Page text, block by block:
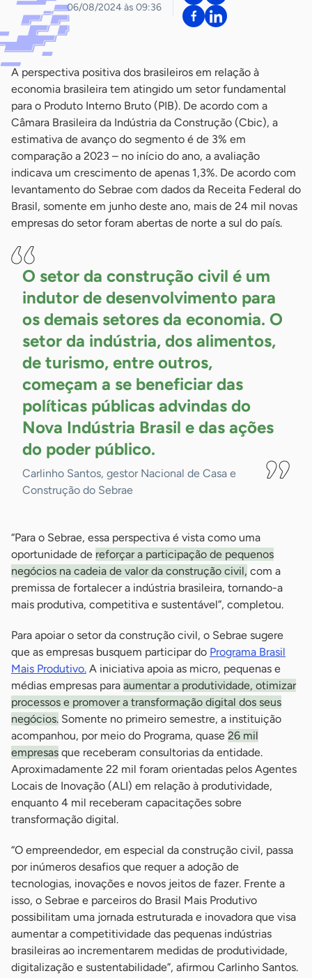
06/08/2024 às 09:36
A perspectiva positiva dos brasileiros em relação à
economia brasileira tem atingido um setor fundamental
para o Produto Interno Bruto (PIB). De acordo com a
Câmara Brasileira da Indústria da Construção (Cbic), a
estimativa de avanço do segmento é de 3% em
comparação a 2023 – no início do ano, a avaliação
indicava um crescimento de apenas 1,3%. De acordo com
levantamento do Sebrae com dados da Receita Federal do
Brasil, somente em junho deste ano, mais de 24 mil novas
empresas do setor foram abertas de norte a sul do país.
O setor da construção civil é um
indutor de desenvolvimento para
os demais setores da economia. O
setor da indústria, dos alimentos,
de turismo, entre outros,
começam a se beneficiar das
políticas públicas advindas do
Nova Indústria Brasil e das ações
do poder público.
Carlinho Santos, gestor Nacional de Casa e
Construção do Sebrae
“Para o Sebrae, essa perspectiva é vista como uma
oportunidade de reforçar a participação de pequenos
negócios na cadeia de valor da construção civil, com a
premissa de fortalecer a indústria brasileira, tornando-a
mais produtiva, competitiva e sustentável”, completou.
Para apoiar o setor da construção civil, o Sebrae sugere
que as empresas busquem participar do Programa Brasil
Mais Produtivo. A iniciativa apoia as micro, pequenas e
médias empresas para aumentar a produtividade, otimizar
processos e promover a transformação digital dos seus
negócios. Somente no primeiro semestre, a instituição
acompanhou, por meio do Programa, quase 26 mil
empresas que receberam consultorias da entidade.
Aproximadamente 22 mil foram orientadas pelos Agentes
Locais de Inovação (ALI) em relação à produtividade,
enquanto 4 mil receberam capacitações sobre
transformação digital.
“O empreendedor, em especial da construção civil, passa
por inúmeros desafios que requer a adoção de
tecnologias, inovações e novos jeitos de fazer. Frente a
isso, o Sebrae e parceiros do Brasil Mais Produtivo
possibilitam uma jornada estruturada e inovadora que visa
aumentar a competitividade das pequenas indústrias
brasileiras ao incrementarem medidas de produtividade,
digitalização e sustentabilidade”, afirmou Carlinho Santos.